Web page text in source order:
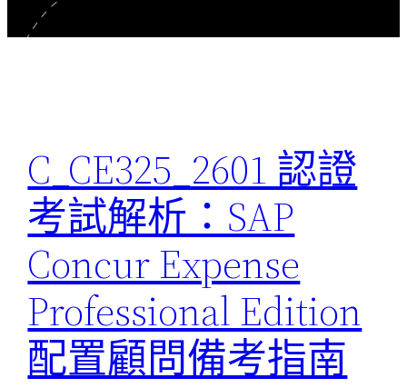
C_CE325_2601 認證
考試解析：SAP
Concur Expense
Professional Edition
配置顧問備考指南